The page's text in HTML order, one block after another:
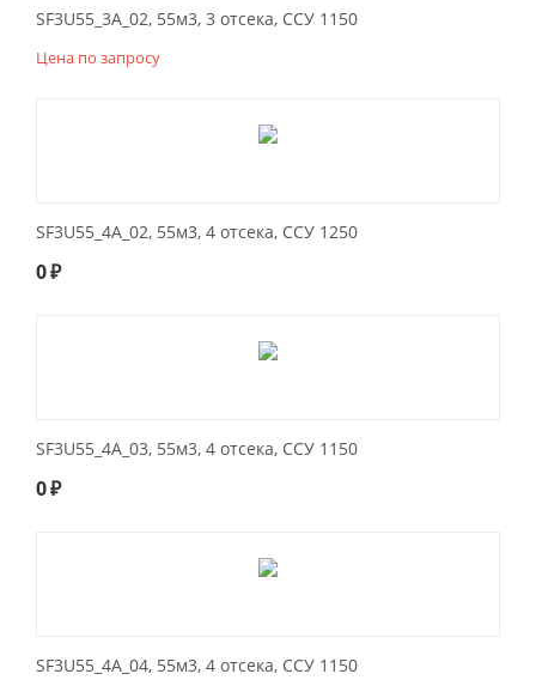
SF3U55_3A_02, 55м3, 3 отсека, ССУ 1150
Цена по запросу
SF3U55_4A_02, 55м3, 4 отсека, ССУ 1250
0₽
SF3U55_4A_03, 55м3, 4 отсека, ССУ 1150
0₽
SF3U55_4A_04, 55м3, 4 отсека, ССУ 1150